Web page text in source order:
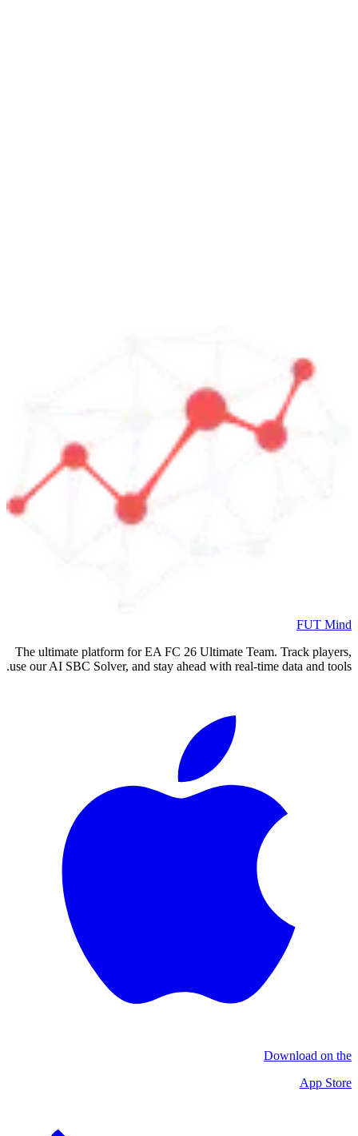
FUT Mind
The ultimate platform for EA FC 26 Ultimate Team. Track players,
use our AI SBC Solver, and stay ahead with real-time data and tools.
Download on the
App Store